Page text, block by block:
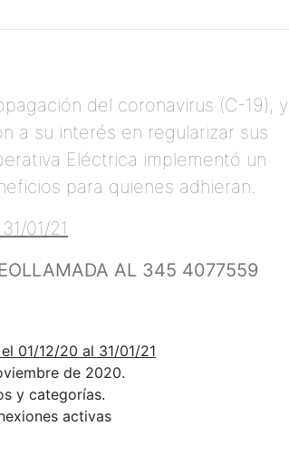
del coronavirus (C-19), y
a su interés en regularizar sus
Eléctrica implementó un
para quienes adhieran.
01/21
AL 345 4077559
01/12/20 al 31/01/21
de 2020.
y categorías.
activas